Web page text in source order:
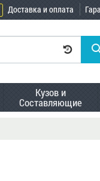
Доставка и оплата
Кузов и
Составляющие